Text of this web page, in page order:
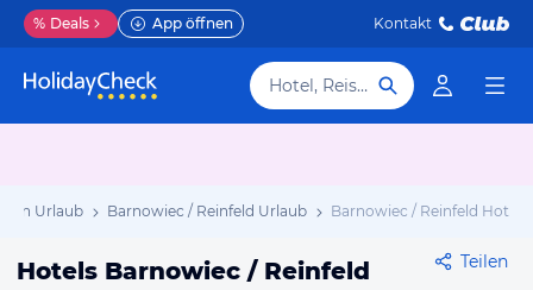
% Deals App öffnen Kontakt
Hotel, Reiseziel
Urlaub Barnowiec / Reinfeld Urlaub Barnowiec / Reinfeld Hotels
Hotels Barnowiec / Reinfeld Teilen